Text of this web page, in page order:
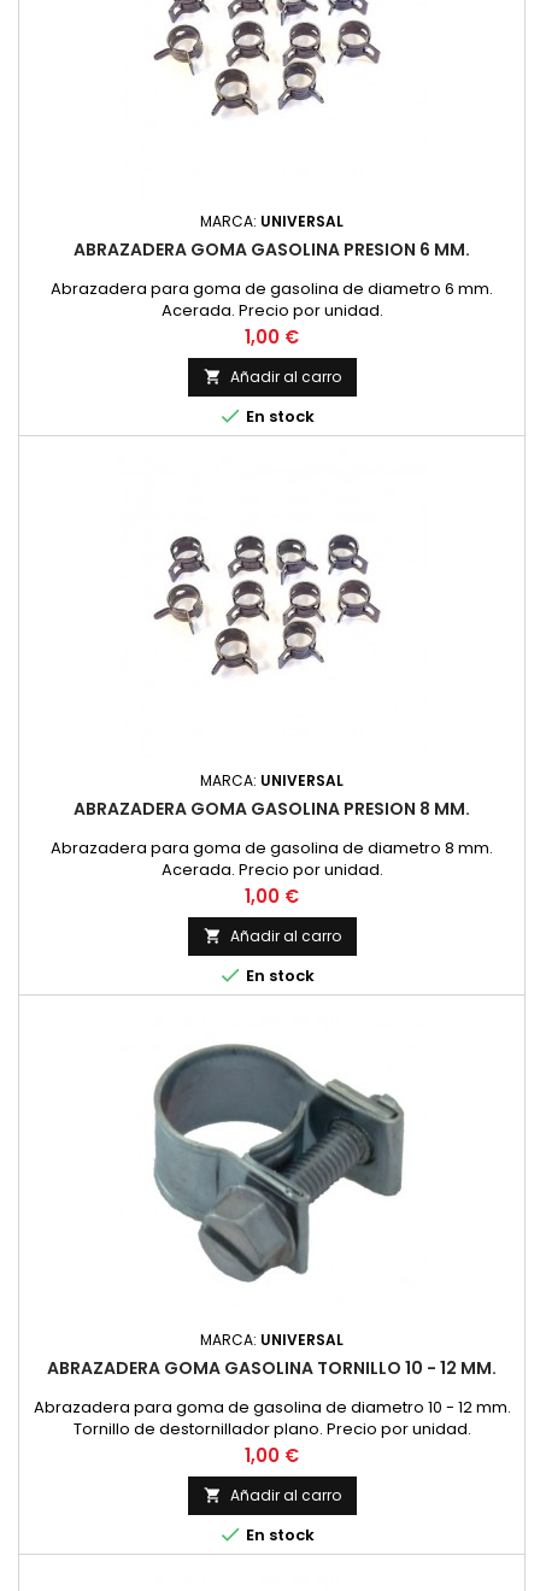
MARCA: UNIVERSAL
ABRAZADERA GOMA GASOLINA PRESION 6 MM.
Abrazadera para goma de gasolina de diametro 6 mm.
Acerada. Precio por unidad.
Precio
1,00 €
 Añadir al carro
 En stock
MARCA: UNIVERSAL
ABRAZADERA GOMA GASOLINA PRESION 8 MM.
Abrazadera para goma de gasolina de diametro 8 mm.
Acerada. Precio por unidad.
Precio
1,00 €
 Añadir al carro
 En stock
MARCA: UNIVERSAL
ABRAZADERA GOMA GASOLINA TORNILLO 10 - 12 MM.
Abrazadera para goma de gasolina de diametro 10 - 12 mm.
Tornillo de destornillador plano. Precio por unidad.
Precio
1,00 €
 Añadir al carro
 En stock